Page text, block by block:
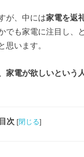
が、中には家電を返
でも家電に注目し、
思います。
家電が欲しいという
次 [閉じる]